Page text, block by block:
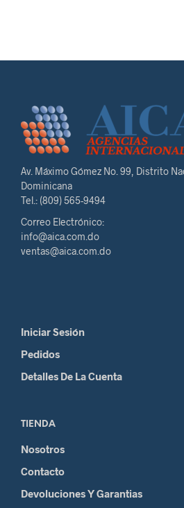
Av. Máximo Gómez No. 99, Distrito
Dominicana
Tel.: (809) 565-9494
Correo Electrónico:
info@aica.com.do
ventas@aica.com.do
Iniciar Sesión
Pedidos
Detalles De La Cuenta
TIENDA
Nosotros
Contacto
Devoluciones Y Garantias